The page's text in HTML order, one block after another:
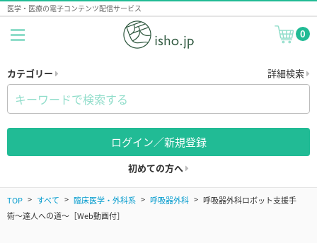
医学・医療の電子コンテンツ配信サービス
0
カテゴリー 詳細検索
ログイン／新規登録
初めての方へ
TOP すべて 臨床医学・外科系 呼吸器外科
呼吸器外科ロボット支援手
術〜達人への道〜［Web動画付］